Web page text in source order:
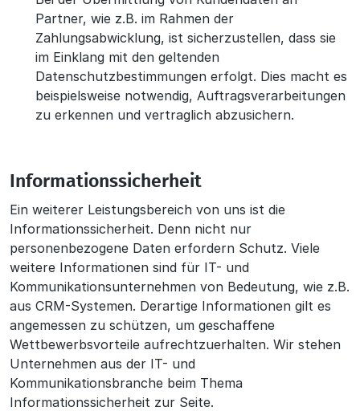
Partner, wie z.B. im Rahmen der
Zahlungsabwicklung, ist sicherzustellen, dass sie
im Einklang mit den geltenden
Datenschutzbestimmungen erfolgt. Dies macht es
beispielsweise notwendig, Auftragsverarbeitungen
zu erkennen und vertraglich abzusichern.
Informationssicherheit
Ein weiterer Leistungsbereich von uns ist die
Informationssicherheit. Denn nicht nur
personenbezogene Daten erfordern Schutz. Viele
weitere Informationen sind für IT- und
Kommunikationsunternehmen von Bedeutung, wie z.B.
aus CRM-Systemen. Derartige Informationen gilt es
angemessen zu schützen, um geschaffene
Wettbewerbsvorteile aufrechtzuerhalten. Wir stehen
Unternehmen aus der IT- und
Kommunikationsbranche beim Thema
Informationssicherheit zur Seite.